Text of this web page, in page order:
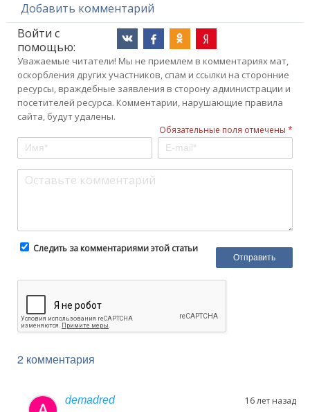
Добавить комментарий
Войти с
помощью:
Уважаемые читатели! Мы не приемлем в комментариях мат,
оскорбления других участников, спам и ссылки на сторонние
ресурсы, враждебные заявления в сторону администрации и
посетителей ресурса. Комментарии, нарушающие правила
сайта, будут удалены.
Обязательные поля отмечены *
Следить за комментариями этой статьи
2 комментария
demadred 16 лет назад